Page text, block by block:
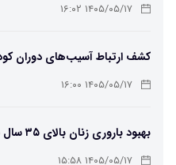
۱۴۰۵/۰۵/۱۷ ۱۶:۰۲
کشف ارتباط آسیب‌های دوران
۱۴۰۵/۰۵/۱۷ ۱۶:۰۰
بهبود
باکتریایی»
۱۴۰۵/۰۵/۱۷ ۱۵:۵۸